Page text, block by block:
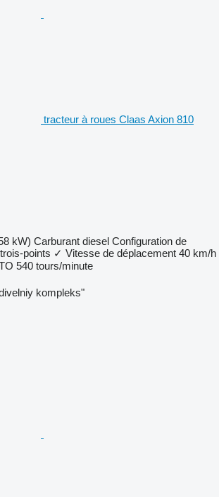
tracteur à roues Claas Axion 810
kW) Carburant diesel Configuration de
points ✓ Vitesse de déplacement 40 km/h
540 tours/minute
kompleks"